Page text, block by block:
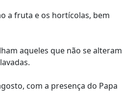
a fruta e os hortícolas, bem
aqueles que não se alteram
com a presença do Papa